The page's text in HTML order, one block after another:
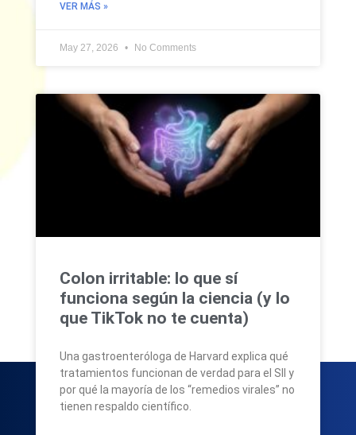
VER MÁS »
May 27, 2026 No Comments
Colon irritable: lo que sí
funciona según la ciencia (y lo
que TikTok no te cuenta)
Una gastroenteróloga de Harvard explica qué
tratamientos funcionan de verdad para el SII y
por qué la mayoría de los “remedios virales” no
tienen respaldo científico.